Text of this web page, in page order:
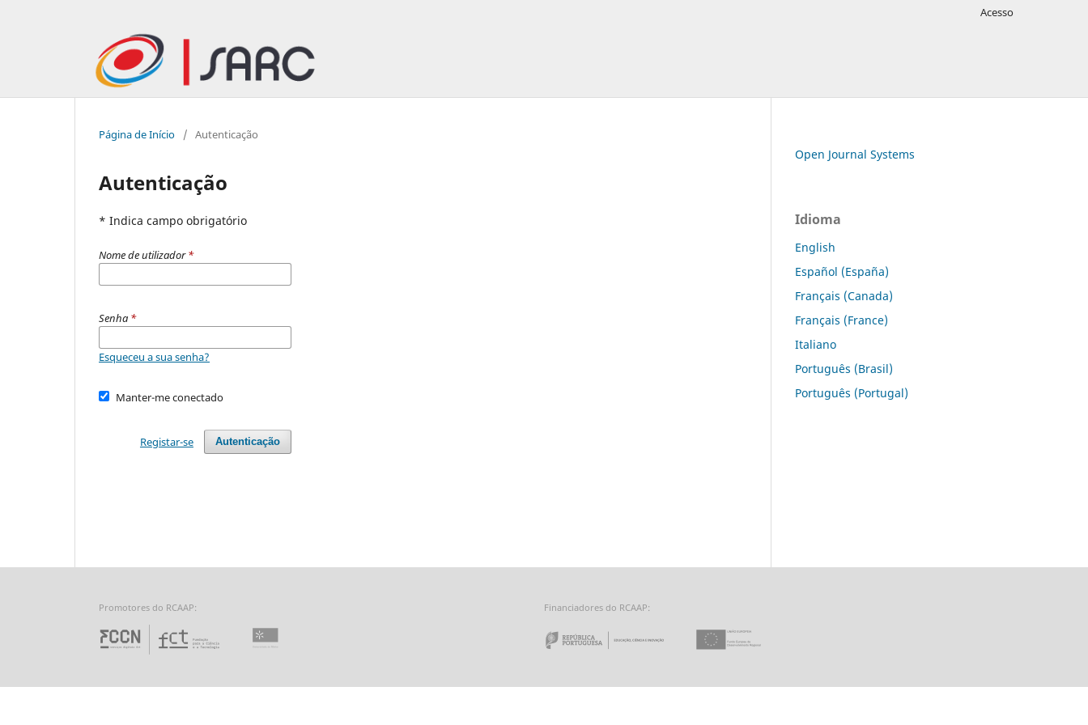
Acesso
Página de Início / Autenticação
Autenticação
* Indica campo obrigatório
Nome de utilizador*
Senha *
Esqueceu a sua senha?
Manter-me conectado
Autenticação
Registar-se
Open Journal Systems
Idioma
English
Español (España)
Français (Canada)
Français (France)
Italiano
Português (Brasil)
Português (Portugal)
Promotores do RCAAP:
Fundação para a Ciência e a Tecnologia - Fundação para a Computação Científica Nacional
Financiadores do RCAAP:
República Portuguesa · Ministério da Ciência, Tecnologia e Ensino